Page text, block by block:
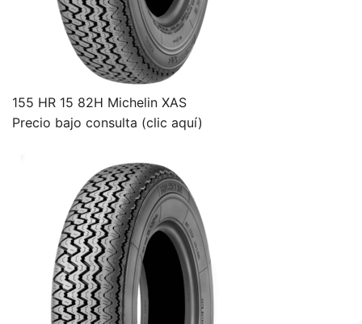
155 HR 15 82H Michelin XAS
Precio bajo consulta (clic aquí)